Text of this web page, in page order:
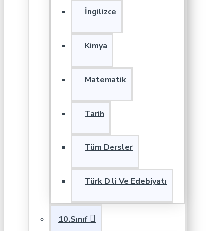
İngilizce
Kimya
Matematik
Tarih
Tüm Dersler
Türk Dili Ve Edebiyatı
10.Sınıf